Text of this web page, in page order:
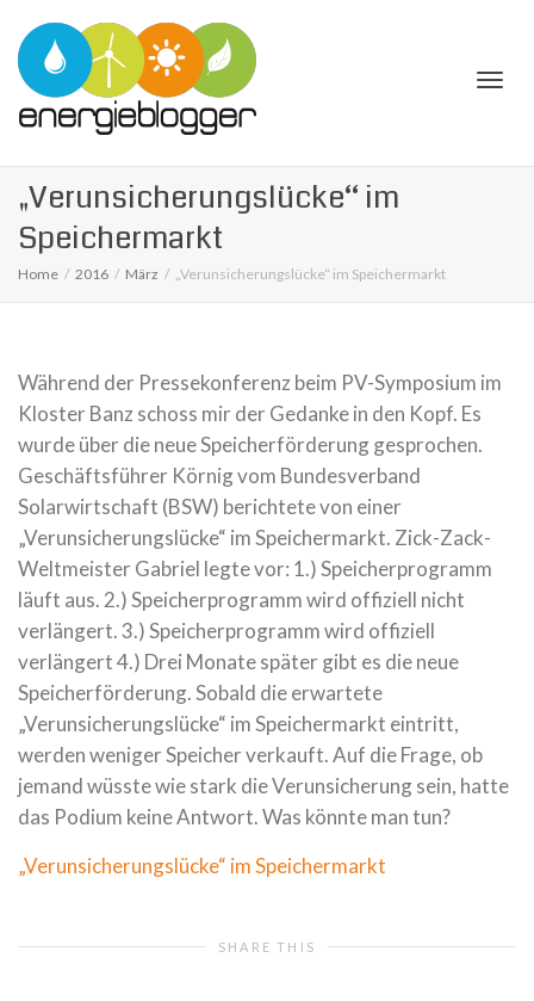
„Verunsicherungslücke“ im
Speichermarkt
Home 2016 März „Verunsicherungslücke“ im Speichermarkt
Während der Pressekonferenz beim PV-Symposium im
Kloster Banz schoss mir der Gedanke in den Kopf. Es
wurde über die neue Speicherförderung gesprochen.
Geschäftsführer Körnig vom Bundesverband
Solarwirtschaft (BSW) berichtete von einer
„Verunsicherungslücke“ im Speichermarkt. Zick-Zack-
Weltmeister Gabriel legte vor: 1.) Speicherprogramm
läuft aus. 2.) Speicherprogramm wird offiziell nicht
verlängert. 3.) Speicherprogramm wird offiziell
verlängert 4.) Drei Monate später gibt es die neue
Speicherförderung. Sobald die erwartete
„Verunsicherungslücke“ im Speichermarkt eintritt,
werden weniger Speicher verkauft. Auf die Frage, ob
jemand wüsste wie stark die Verunsicherung sein, hatte
das Podium keine Antwort. Was könnte man tun?
„Verunsicherungslücke“ im Speichermarkt
SHARE THIS